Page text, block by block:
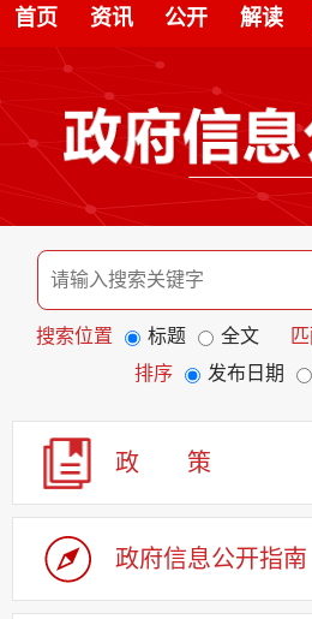
首页 资讯 公开 解读
搜索位置 标题 全文
排序
发布日期
政 策
政府信息公开指南